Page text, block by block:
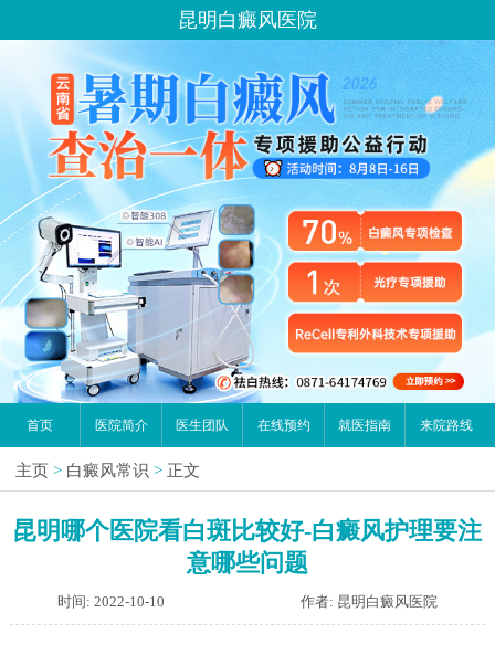
昆明白癜风医院
首页 医院简介 医生团队 在线预约 就医指南 来院路线
主页 > 白癜风常识 > 正文
昆明哪个医院看白斑比较好-白癜风护理要注
意哪些问题
时间: 2022-10-10 作者: 昆明白癜风医院